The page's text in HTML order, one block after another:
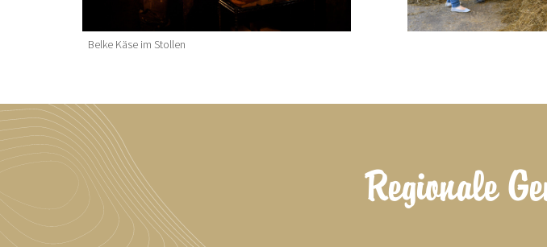
Belke Käse im Stollen
Regionale